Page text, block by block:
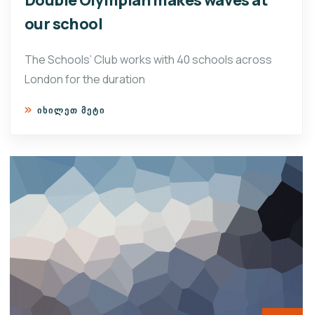
our school
The Schools’ Club works with 40 schools across
London for the duration
ᲘᲮᲘᲚᲔᲗ ᲛᲔᲢᲘ